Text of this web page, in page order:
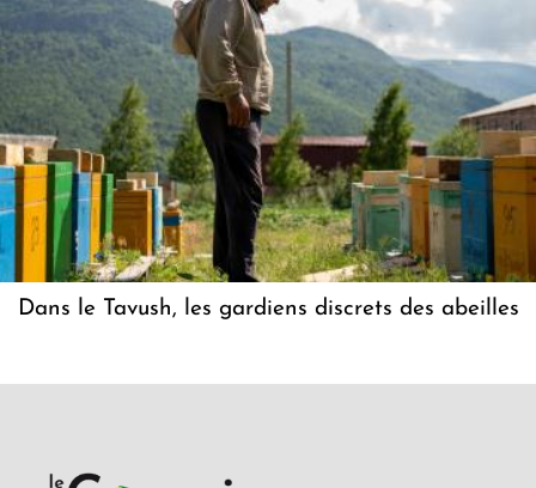
Dans le Tavush, les gardiens discrets des abeilles